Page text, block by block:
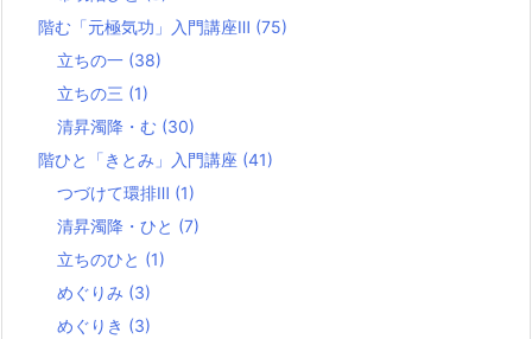
階む「元極気功」入門講座Ⅲ (75)
立ちの一 (38)
立ちの三 (1)
清昇濁降・む (30)
階ひと「きとみ」入門講座 (41)
つづけて環排Ⅲ (1)
清昇濁降・ひと (7)
立ちのひと (1)
めぐりみ (3)
めぐりき (3)